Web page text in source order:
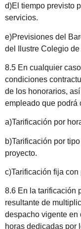
d)El tiempo previsto
servicios.
e)Previsiones del
del Ilustre Colegio
8.5 En cualquier
condiciones
de los honorarios,
empleado que podrá
a)Tarificación por
b)Tarificación por
proyecto.
c)Tarificación fija
8.6 En la tarificación
resultante de
despacho vigente en
horas dedicadas por